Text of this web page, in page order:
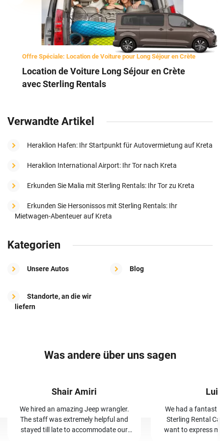
Offre Spéciale: Location de Voiture pour Long Séjour en Crète
Location de Voiture Long Séjour en Crète
avec Sterling Rentals
Verwandte Artikel
Heraklion Hafen: Ihr Startpunkt für Autovermietung auf Kreta
Heraklion International Airport: Ihr Tor nach Kreta
Erkunden Sie Malia mit Sterling Rentals: Ihr Tor zu Kreta
Erkunden Sie Hersonissos mit Sterling Rentals: Ihr
Mietwagen-Abenteuer auf Kreta
Kategorien
Unsere Autos Blog
Standorte, an die wir
liefern
Was andere über uns sagen
Shair Amiri
We hired an amazing Jeep wrangler.
The staff was extremely helpful and
stayed till late to accommodate our
We had a
Sterling Rental
want to express